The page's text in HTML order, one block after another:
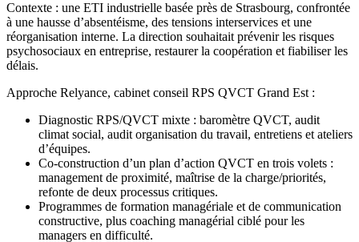
Contexte : une ETI industrielle basée près de Strasbourg, confrontée
à une hausse d’absentéisme, des tensions interservices et une
réorganisation interne. La direction souhaitait prévenir les risques
psychosociaux en entreprise, restaurer la coopération et fiabiliser les
délais.
Approche Relyance, cabinet conseil RPS QVCT Grand Est :
Diagnostic RPS/QVCT mixte : baromètre QVCT, audit
climat social, audit organisation du travail, entretiens et ateliers
d’équipes.
Co‑construction d’un plan d’action QVCT en trois volets :
management de proximité, maîtrise de la charge/priorités,
refonte de deux processus critiques.
Programmes de formation managériale et de communication
constructive, plus coaching managérial ciblé pour les
managers en difficulté.